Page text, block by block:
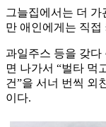
그늘집에서는 더 가
만 애인에게는 직접
과일주스 등을 갖다
면 나가서 “벌타 먹
건”을 서너 번씩 외
이다.